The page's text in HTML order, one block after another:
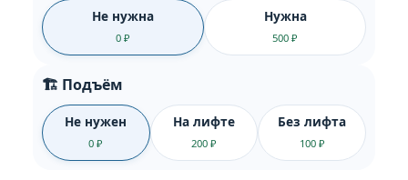
Не нужна
0 ₽
Нужна
500 ₽
🏗️ Подъём
Не нужен
0 ₽
На лифте
200 ₽
Без лифта
100 ₽